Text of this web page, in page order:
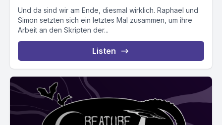
Und da sind wir am Ende, diesmal wirklich. Raphael und
Simon setzten sich ein letztes Mal zusammen, um ihre
Arbeit an den Skripten der...
Listen